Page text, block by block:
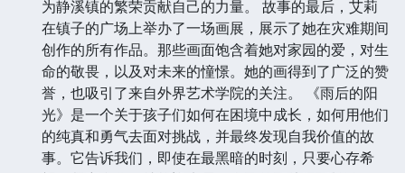
为静溪镇的繁荣贡献自己的力量。 故事的最后，艾莉
在镇子的广场上举办了一场画展，展示了她在灾难期间
创作的所有作品。那些画面饱含着她对家园的爱，对生
命的敬畏，以及对未来的憧憬。她的画得到了广泛的赞
誉，也吸引了来自外界艺术学院的关注。 《雨后的阳
光》是一个关于孩子们如何在困境中成长，如何用他们
的纯真和勇气去面对挑战，并最终发现自我价值的故
事。它告诉我们，即使在最黑暗的时刻，只要心存希